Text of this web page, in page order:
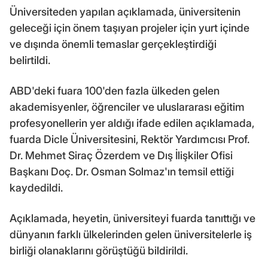
Üniversiteden yapılan açıklamada, üniversitenin
geleceği için önem taşıyan projeler için yurt içinde
ve dışında önemli temaslar gerçekleştirdiği
belirtildi.
ABD'deki fuara 100'den fazla ülkeden gelen
akademisyenler, öğrenciler ve uluslararası eğitim
profesyonellerin yer aldığı ifade edilen açıklamada,
fuarda Dicle Üniversitesini, Rektör Yardımcısı Prof.
Dr. Mehmet Siraç Özerdem ve Dış İlişkiler Ofisi
Başkanı Doç. Dr. Osman Solmaz'ın temsil ettiği
kaydedildi.
Açıklamada, heyetin, üniversiteyi fuarda tanıttığı ve
dünyanın farklı ülkelerinden gelen üniversitelerle iş
birliği olanaklarını görüştüğü bildirildi.